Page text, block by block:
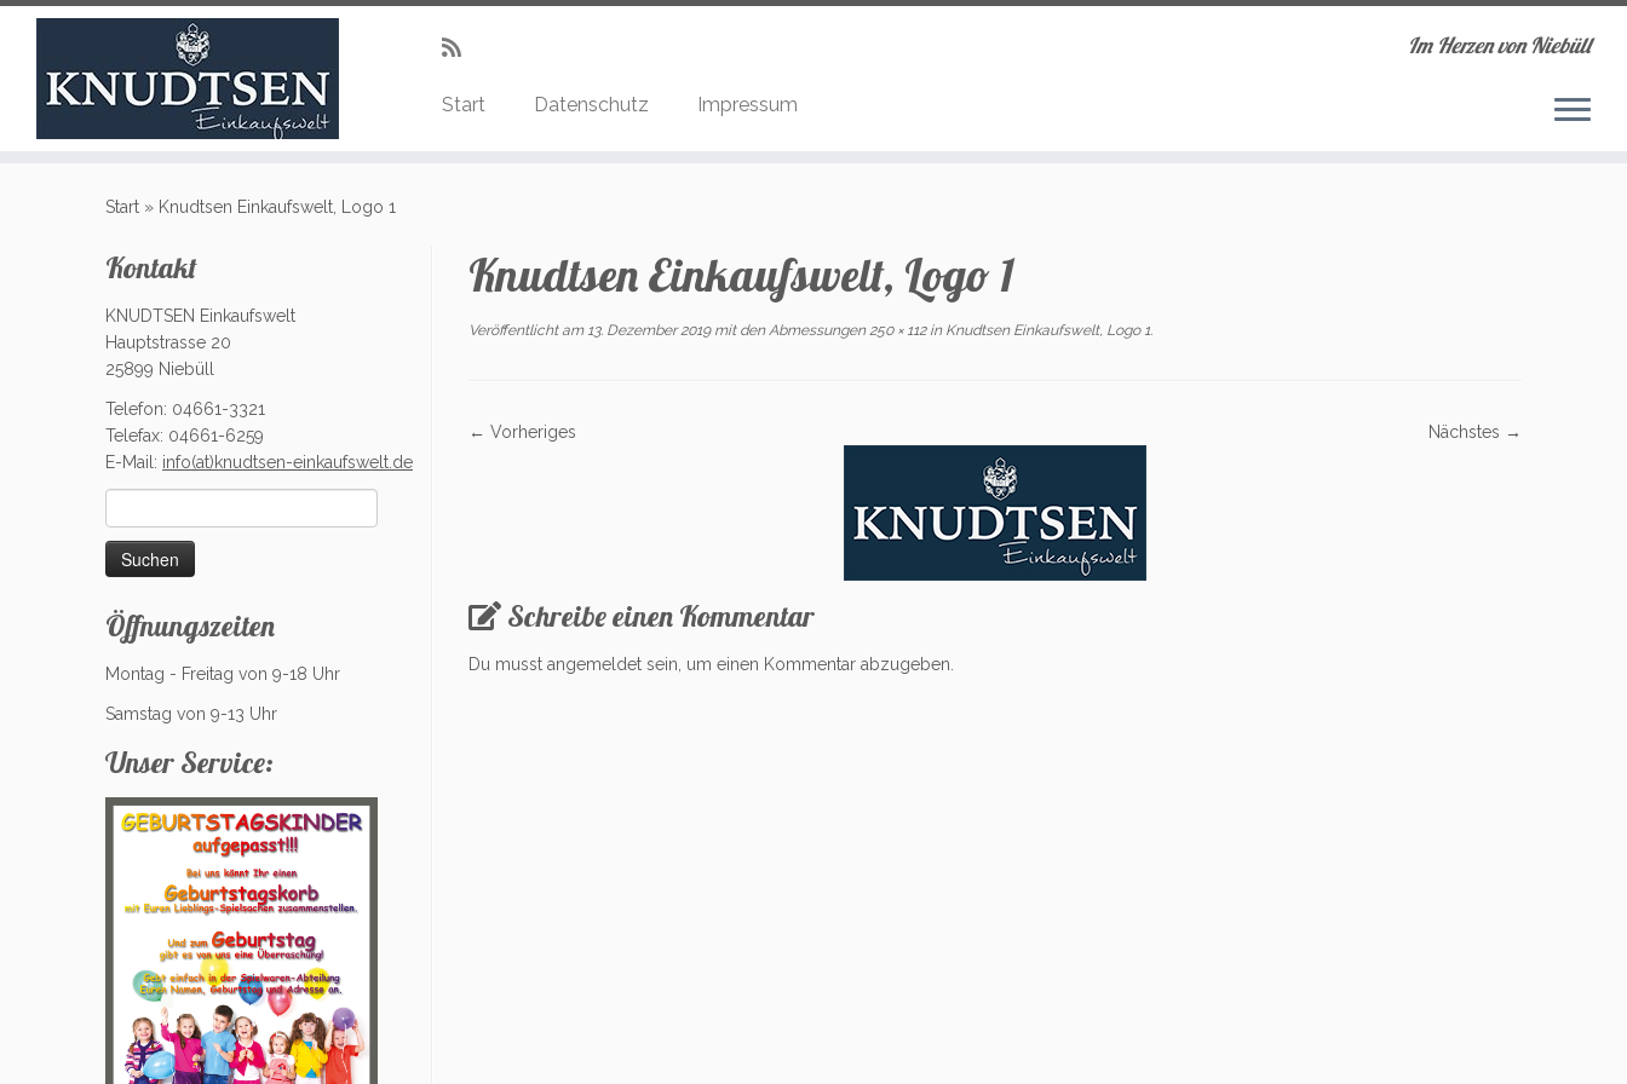
Im Herzen von Niebüll
Start Datenschutz Impressum
Start » Knudtsen Einkaufswelt, Logo 1
Kontakt
KNUDTSEN Einkaufswelt
Hauptstrasse 20
25899 Niebüll
Telefon: 04661-3321
Telefax: 04661-6259
E-Mail: info(at)knudtsen-einkaufswelt.de
nach:
Öffnungszeiten
Montag - Freitag von 9-18 Uhr
Samstag von 9-13 Uhr
Unser Service:
Knudtsen Einkaufswelt, Logo 1
Veröffentlicht am 13. Dezember 2019mit den Abmessungen250 × 112inKnudtsen Einkaufswelt, Logo 1.
← Vorheriges Nächstes →
Schreibe einen Kommentar
Du musst angemeldet sein, um einen Kommentar abzugeben.